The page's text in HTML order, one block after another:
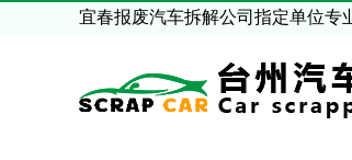
宜春报废汽车拆解公司指定单位专